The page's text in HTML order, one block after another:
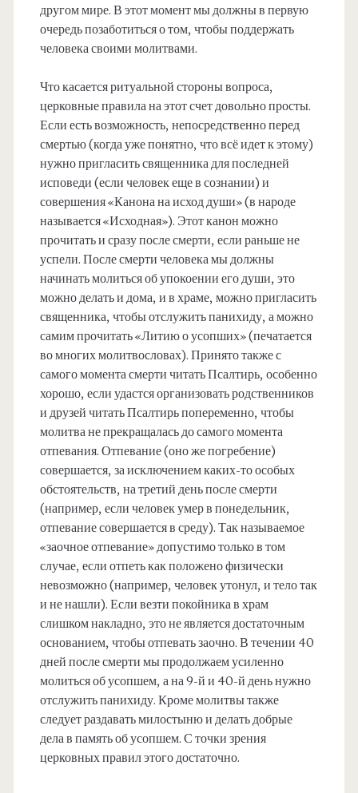
другом мире. В этот момент мы должны в первую
очередь позаботиться о том, чтобы поддержать
человека своими молитвами.
Что касается ритуальной стороны вопроса,
церковные правила на этот счет довольно просты.
Если есть возможность, непосредственно перед
смертью (когда уже понятно, что всё идет к этому)
нужно пригласить священника для последней
исповеди (если человек еще в сознании) и
совершения «Канона на исход души» (в народе
называется «Исходная»). Этот канон можно
прочитать и сразу после смерти, если раньше не
успели. После смерти человека мы должны
начинать молиться об упокоении его души, это
можно делать и дома, и в храме, можно пригласить
священника, чтобы отслужить панихиду, а можно
самим прочитать «Литию о усопших» (печатается
во многих молитвословах). Принято также с
самого момента смерти читать Псалтирь, особенно
хорошо, если удастся организовать родственников
и друзей читать Псалтирь попеременно, чтобы
молитва не прекращалась до самого момента
отпевания. Отпевание (оно же погребение)
совершается, за исключением каких-то особых
обстоятельств, на третий день после смерти
(например, если человек умер в понедельник,
отпевание совершается в среду). Так называемое
«заочное отпевание» допустимо только в том
случае, если отпеть как положено физически
невозможно (например, человек утонул, и тело так
и не нашли). Если везти покойника в храм
слишком накладно, это не является достаточным
основанием, чтобы отпевать заочно. В течении 40
дней после смерти мы продолжаем усиленно
молиться об усопшем, а на 9-й и 40-й день нужно
отслужить панихиду. Кроме молитвы также
следует раздавать милостыню и делать добрые
дела в память об усопшем. С точки зрения
церковных правил этого достаточно.